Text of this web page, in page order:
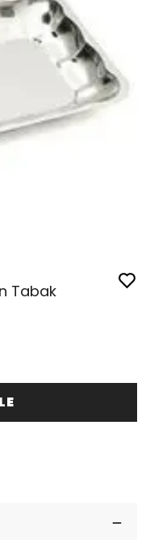
Tabak